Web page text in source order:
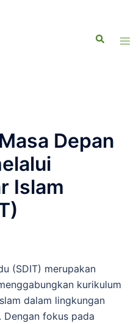
Depan
Islam
(SDIT) merupakan
kurikulum
dalam lingkungan
fokus pada